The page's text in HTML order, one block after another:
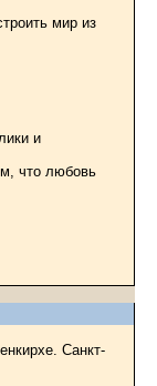
мир из
и
что любовь
Санкт-